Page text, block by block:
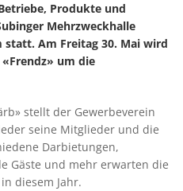
Produkte und
Mehrzweckhalle
Am Freitag 30. Mai wird
um die
stellt der Gewerbeverein
seine Mitglieder und die
Darbietungen,
Gäste und mehr erwarten die
diesem Jahr.